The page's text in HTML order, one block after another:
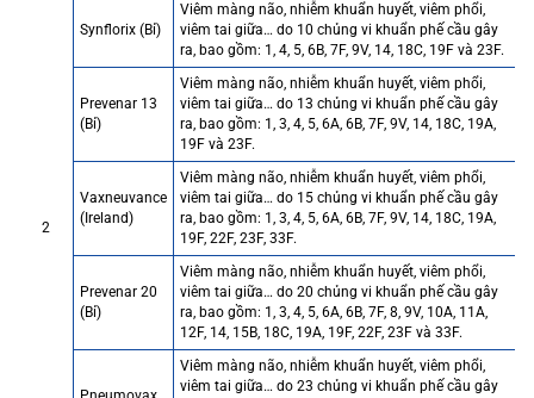
2
Synflorix (Bỉ)
Viêm màng não, nhiễm khuẩn huyết, viêm phổi,
viêm tai giữa… do 10 chủng vi khuẩn phế cầu gây
ra, bao gồm: 1, 4, 5, 6B, 7F, 9V, 14, 18C, 19F và 23F.
Prevenar 13
(Bỉ)
Viêm màng não, nhiễm khuẩn huyết, viêm phổi,
viêm tai giữa… do 13 chủng vi khuẩn phế cầu gây
ra, bao gồm: 1, 3, 4, 5, 6A, 6B, 7F, 9V, 14, 18C, 19A,
19F và 23F.
Vaxneuvance
(Ireland)
Viêm màng não, nhiễm khuẩn huyết, viêm phổi,
viêm tai giữa… do 15 chủng vi khuẩn phế cầu gây
ra, bao gồm: 1, 3, 4, 5, 6A, 6B, 7F, 9V, 14, 18C, 19A,
19F, 22F, 23F, 33F.
Prevenar 20
(Bỉ)
Viêm màng não, nhiễm khuẩn huyết, viêm phổi,
viêm tai giữa… do 20 chủng vi khuẩn phế cầu gây
ra, bao gồm: 1, 3, 4, 5, 6A, 6B, 7F, 8, 9V, 10A, 11A,
12F, 14, 15B, 18C, 19A, 19F, 22F, 23F và 33F.
Viêm màng não, nhiễm khuẩn huyết, viêm phổi,
viêm tai giữa… do 23 chủng vi khuẩn phế cầu gây